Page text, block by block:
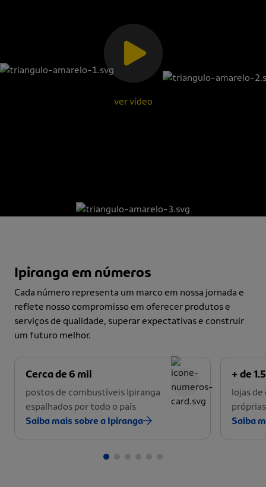
ver vídeo
Ipiranga em números
Cada número representa um marco em nossa jornada e
reflete nosso compromisso em oferecer produtos e
serviços de qualidade, superar expectativas e construir
um futuro melhor.
Cerca de 6 mil
postos de combustíveis Ipiranga
espalhados por todo o país
Saiba mais sobre a Ipiranga
+ de
lojas
Saiba